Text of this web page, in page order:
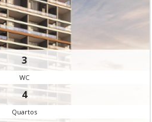
3
WC
4
Quartos